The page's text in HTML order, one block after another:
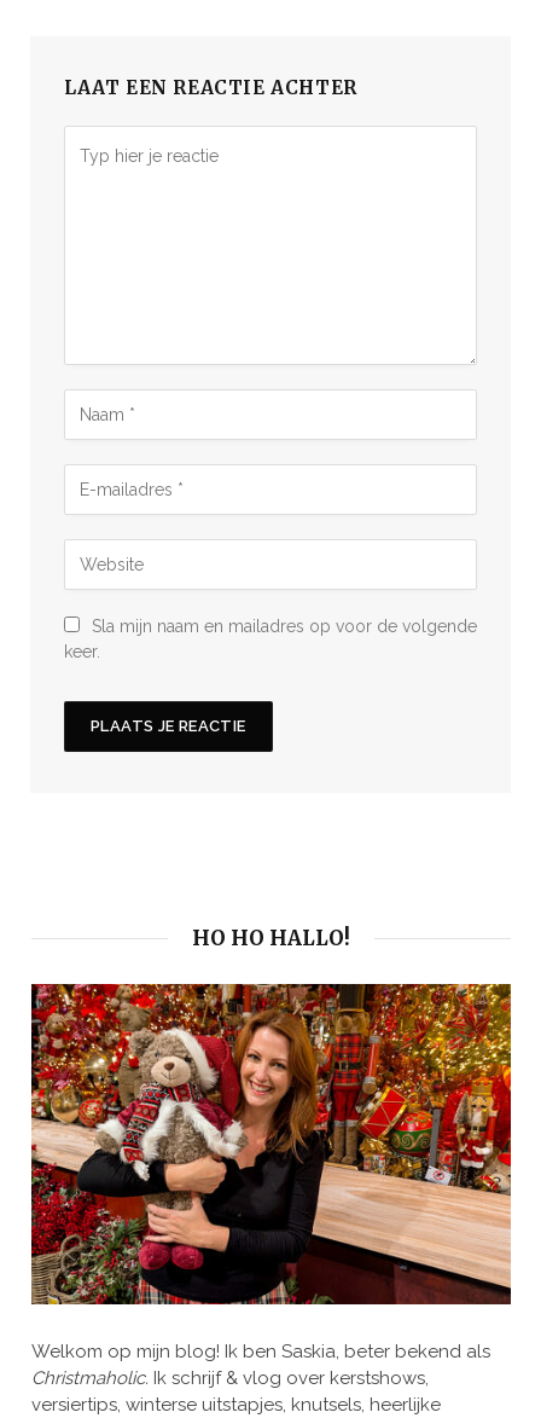
LAAT EEN REACTIE ACHTER
Sla mijn naam en mailadres op voor de volgende
keer.
HO HO HALLO!
Welkom op mijn blog! Ik ben Saskia, beter bekend als
Christmaholic. Ik schrijf & vlog over kerstshows,
versiertips, winterse uitstapjes, knutsels, heerlijke